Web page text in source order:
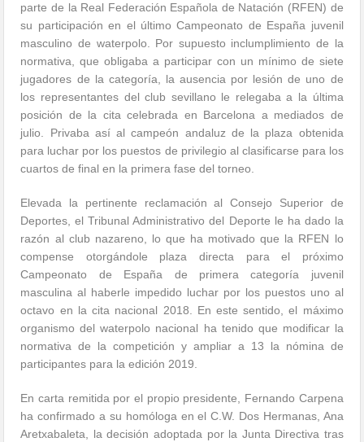
parte de la Real Federación Española de Natación (RFEN) de
su participación en el último Campeonato de España juvenil
masculino de waterpolo. Por supuesto inclumplimiento de la
normativa, que obligaba a participar con un mínimo de siete
jugadores de la categoría, la ausencia por lesión de uno de
los representantes del club sevillano le relegaba a la última
posición de la cita celebrada en Barcelona a mediados de
julio. Privaba así al campeón andaluz de la plaza obtenida
para luchar por los puestos de privilegio al clasificarse para los
cuartos de final en la primera fase del torneo.
Elevada la pertinente reclamación al Consejo Superior de
Deportes, el Tribunal Administrativo del Deporte le ha dado la
razón al club nazareno, lo que ha motivado que la RFEN lo
compense otorgándole plaza directa para el próximo
Campeonato de España de primera categoría juvenil
masculina al haberle impedido luchar por los puestos uno al
octavo en la cita nacional 2018. En este sentido, el máximo
organismo del waterpolo nacional ha tenido que modificar la
normativa de la competición y ampliar a 13 la nómina de
participantes para la edición 2019.
En carta remitida por el propio presidente, Fernando Carpena
ha confirmado a su homóloga en el C.W. Dos Hermanas, Ana
Aretxabaleta, la decisión adoptada por la Junta Directiva tras